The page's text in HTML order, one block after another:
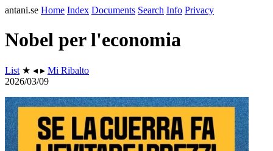
antani.se Home Index Documents Search Info Privacy
Nobel per l'economia
List ★ ◂ ▸ Mi Ribalto
2026/03/09